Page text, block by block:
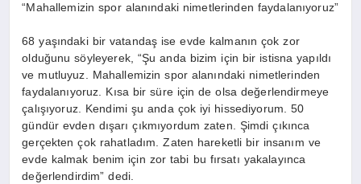
“Mahallemizin spor alanındaki nimetlerinden faydalanıyoruz”
68 yaşındaki bir vatandaş ise evde kalmanın çok zor
olduğunu söyleyerek, “Şu anda bizim için bir istisna yapıldı
ve mutluyuz. Mahallemizin spor alanındaki nimetlerinden
faydalanıyoruz. Kısa bir süre için de olsa değerlendirmeye
çalışıyoruz. Kendimi şu anda çok iyi hissediyorum. 50
gündür evden dışarı çıkmıyordum zaten. Şimdi çıkınca
gerçekten çok rahatladım. Zaten hareketli bir insanım ve
evde kalmak benim için zor tabi bu fırsatı yakalayınca
değerlendirdim” dedi.